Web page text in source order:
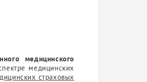
медицинского
медицинских
страховых